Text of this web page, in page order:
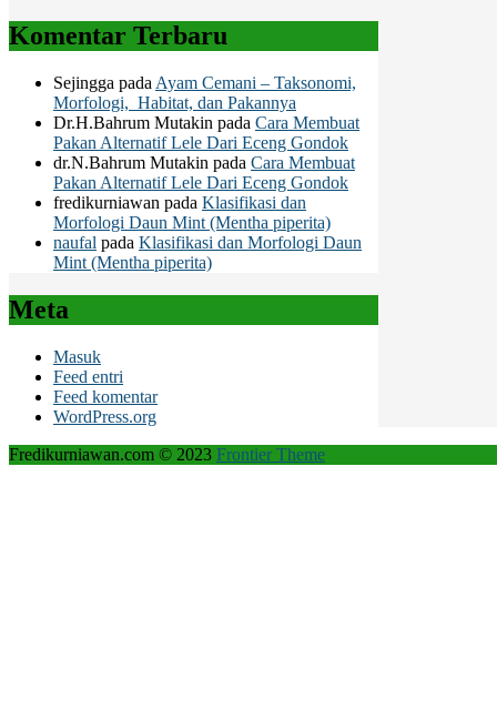
Komentar Terbaru
Sejingga pada Ayam Cemani – Taksonomi,
Morfologi, Habitat, dan Pakannya
Dr.H.Bahrum Mutakin pada Cara Membuat
Pakan Alternatif Lele Dari Eceng Gondok
dr.N.Bahrum Mutakin pada Cara Membuat
Pakan Alternatif Lele Dari Eceng Gondok
fredikurniawan pada Klasifikasi dan
Morfologi Daun Mint (Mentha piperita)
naufal pada Klasifikasi dan Morfologi Daun
Mint (Mentha piperita)
Meta
Masuk
Feed entri
Feed komentar
WordPress.org
Fredikurniawan.com © 2023 Frontier Theme